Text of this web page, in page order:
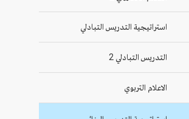
استراتيجية التدريس التبادلي
التدريس التبادلي 2
الاعلام التربوي